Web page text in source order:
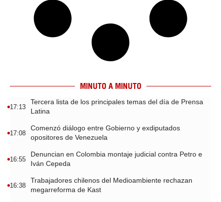
MINUTO A MINUTO
17:13
Tercera lista de los principales temas del día de Prensa
Latina
17:08
Comenzó diálogo entre Gobierno y exdiputados
opositores de Venezuela
16:55
Denuncian en Colombia montaje judicial contra Petro e
Iván Cepeda
16:38
Trabajadores chilenos del Medioambiente rechazan
megarreforma de Kast